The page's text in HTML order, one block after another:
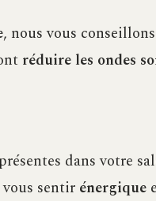
, nous vous
réduire les ondes
dans votre
sentir énergique